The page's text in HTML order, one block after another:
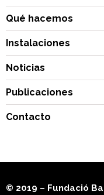
Qué hacemos
Instalaciones
Noticias
Publicaciones
Contacto
© 2019 – Fundació